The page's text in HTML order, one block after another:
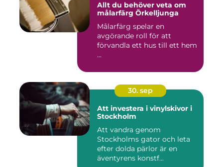
Allt du behöver veta om
målarfärg Örkelljunga
Målarfärg spelar en
avgörande roll för att
förvandla ett hus till ett hem
...
30. sep
Att investera i vinylskivor i
Stockholm
Att vandra genom
Stockholms gator och leta
efter dolda pärlor är en
äventyrens konstf...